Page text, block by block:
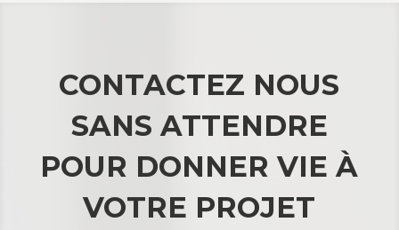
CONTACTEZ NOUS
SANS ATTENDRE
POUR DONNER VIE À
VOTRE PROJET